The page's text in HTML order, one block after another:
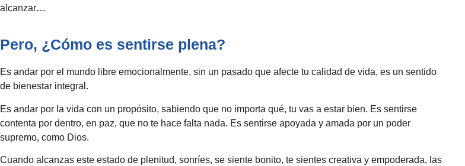
alcanzar…
Pero, ¿Cómo es sentirse plena?
Es andar por el mundo libre emocionalmente, sin un pasado que afecte tu calidad de vida, es un sentido
de bienestar integral.
Es andar por la vida con un propósito, sabiendo que no importa qué, tu vas a estar bien. Es sentirse
contenta por dentro, en paz, que no te hace falta nada. Es sentirse apoyada y amada por un poder
supremo, como Dios.
Cuando alcanzas este estado de plenitud, sonríes, se siente bonito, te sientes creativa y empoderada, las